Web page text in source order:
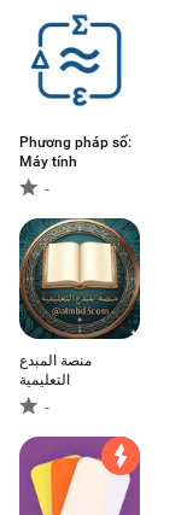
Phương pháp số:
Máy tính
-
منصة المبدع
التعليمية
-